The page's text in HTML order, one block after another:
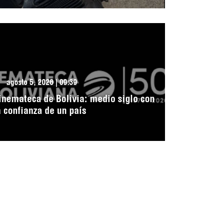
agosto 5, 2026 | 09:39
de Bolivia: medio siglo con
confianza de un país